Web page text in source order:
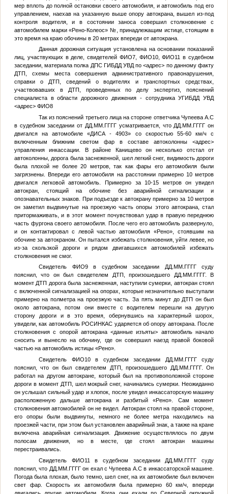
мер вплоть до полной остановки своего автомобиля, и автомобиль под его
управлением, наехав на указанную выше опору автокрана, вышел из-под
контроля водителя, и в состоянии заноса совершил столкновение с
автомобилем марки «Рено-Колеос» № , принадлежащим истице, стоящим в
это время на краю обочины в 20 метрах впереди от автокрана.
Данная дорожная ситуация установлена на основании показаний
лиц, участвующих в деле, свидетелей ФИО7, ФИО10,ФИО11
в судебном
заседании, материала полка ДПС ГИБДД УВД по<адрес> по данному факту
ДТП, схемы места совершения административного правонарушения,
справки о ДТП, сведений о водителях и транспортных средствах,
участвовавших в ДТП, проведенных по делу экспертиз, пояснений
специалиста в области дорожного движения - сотрудника УГИБДД УВД
<адрес> ФИО8
Так из пояснений третьего лица на стороне ответчика Чупеева А.С
в судебном заседании от ДД.ММ.ГГГГ усматривается, что ДД.ММ.ГГГГ он
двигался на автомобиле «ДИСА - 4903» со скоростью 55-60 км/ч с
включенным ближним светом фар в составе автоколонны<адрес>
управления инкассации. В районе Канищево он несколько отстал от
автоколонны, дорога была заснеженной, шел легкий снег, видимость дороги
была плохой не более 20 метров, так как фары его автомобиля были
загрязнены. Впереди его автомобиля на расстоянии примерно 10 метров
двигался легковой автомобиль. Примерно за 10-15 метров он увидел
автокран, стоящий на обочине без аварийной сигнализации и
опознавательных знаков. При подъезде к автокрану примерно за 10 метров
он заметил выдвинутые на проезжую часть опоры этого автокрана, стал
притормаживать, и в этот момент почувствовал удар в правую переднюю
часть фургона своего автомобиля. После чего его автомобиль развернуло,
и он контактировал с левой частью автомобиля «Рено», стоявшим на
обочине за автокраном. Он пытался избежать столкновения, уйти левее, но
из-за скользкой дороги и рядом двигавшихся автомобилей избежать
столкновения не смог.
Свидетель ФИО9в судебном заседании ДД.ММ.ГГГГсуду
пояснил, что он был свидетелем ДТП, произошедшего ДД.ММ.ГГГГ. В
момент ДТП дорога была заснеженная, наступили сумерки, автокран стоял
с включенной сигнализацией на опорах, которые незначительно выступали
примерно на полметра на проезжую часть. За пять минут до ДТП он был
около автокрана, потом они вместе с водителем перешли на другую
сторону дороги и в это время, обернувшись на характерный шорох,
увидели, как автомобиль РОСИНКАС ударяется об опору автокрана. После
столкновения с опорой автокрана<данные изъяты> автомобиль начало
сносить и вынесло на обочину, где он совершил наезд правой боковой
частью на автомобиль истицы «Рено».
Свидетель ФИО10в судебном заседании ДД.ММ.ГГГГсуду
пояснил, что он был свидетелем ДТП, произошедшего
ДД.ММ.ГГГГ. Он
работал на другом автокране, который был на противоположной стороне
дороги в момент ДТП, шел мокрый снег, начинались сумерки. Неожиданно
он услышал сильный удар и хлопок, после увидел инкассаторскую машину
расположенную дальше автокрана и разбитый «Рено». Сам момент
столкновения автомобилей он не видел. Автокран стоял на правой стороне,
его опоры были выдвинуты, немного не более метра находились на
проезжей части, при этом был установлен аварийный знак, а также на кране
включена аварийная сигнализация. Движение осуществлялось по двум
полосам движения, но в месте, где стоял автокран машины
перестраивались.
Свидетель ФИО11 в судебном заседании ДД.ММ.ГГГГ суду
пояснил, что ДД.ММ.ГГГГон ехал сЧупеева А.Св инкассаторской машине.
Погода была плохая, было темно, шел снег, на их автомобиле был включен
свет фар. Скорость их автомобиля была примерно 60 км/ч, впереди